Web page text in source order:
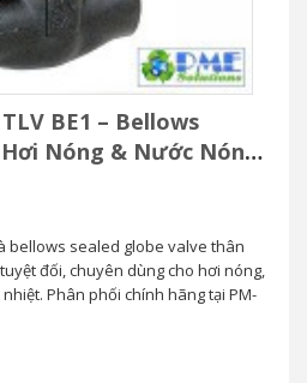
BE1 – Bellows
Hơi Nóng & Nước Nóng
bellows sealed globe valve thân
đối, chuyên dùng cho hơi nóng,
Phân phối chính hãng tại PM-